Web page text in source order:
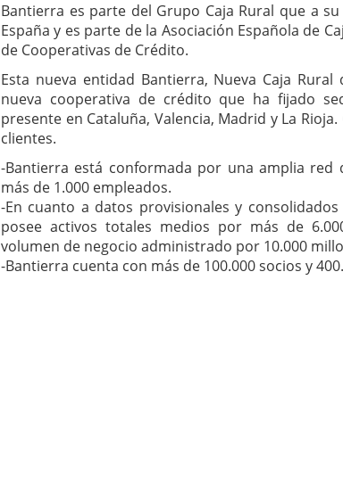
Bantierra es parte del Grupo Caja Rural que a
España y es parte de la Asociación Española de
de Cooperativas de Crédito.
Esta nueva entidad Bantierra, Nueva Caja
nueva cooperativa de crédito que ha fijado
presente en Cataluña, Valencia, Madrid y La
clientes.
-Bantierra está conformada por una amplia red
más de 1.000 empleados.
-En cuanto a datos provisionales y
posee activos totales medios por más de
volumen de negocio administrado por 10.000
-Bantierra cuenta con más de 100.000 socios y